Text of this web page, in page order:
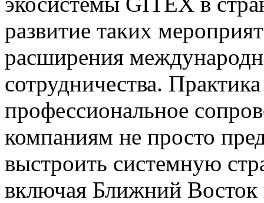
развитие таких
расширения
сотрудничества.
профессиональное
компаниям не просто
выстроить системную
включая Ближний